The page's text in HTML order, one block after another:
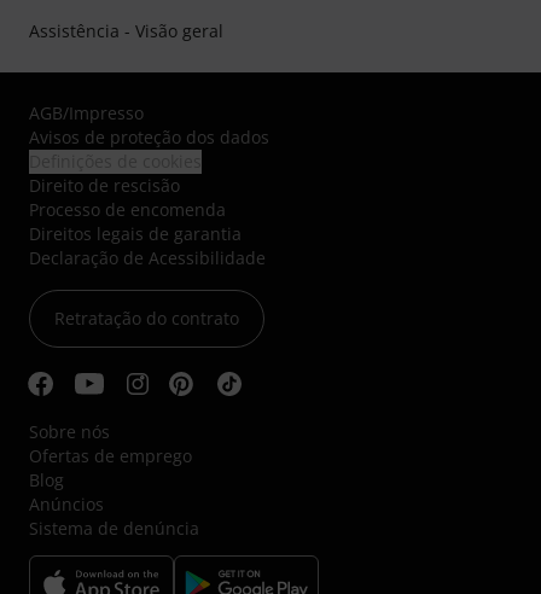
Assistência - Visão geral
AGB/Impresso
Avisos de proteção dos dados
Direito de rescisão
Processo de encomenda
Direitos legais de garantia
Declaração de Acessibilidade
Retratação do contrato
Sobre nós
Ofertas de emprego
Blog
Anúncios
Sistema de denúncia